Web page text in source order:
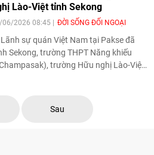
Lào-Việt tỉnh Sekong
06/2026 08:45 ĐỜI SỐNG ĐỐI NGOẠI
sự quán Việt Nam tại Pakse đã
Sekong, trường THPT Năng khiếu
trường Hữu nghị Lào-Việt
Sau